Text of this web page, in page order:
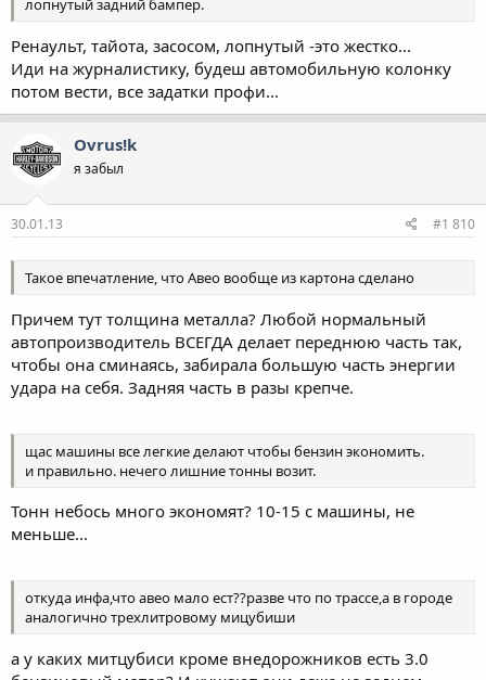
лопнутый задний бампер.
Ренаульт, тайота, засосом, лопнутый -это жестко...
Иди на журналистику, будеш автомобильную колонку
потом вести, все задатки профи...
Ovrus!k
я забыл
30.01.13 #1 810
Такое впечатление, что Авео вообще из картона сделано
Причем тут толщина металла? Любой нормальный
автопроизводитель ВСЕГДА делает переднюю часть так,
чтобы она сминаясь, забирала большую часть энергии
удара на себя. Задняя часть в разы крепче.
щас машины все легкие делают чтобы бензин экономить.
и правильно. нечего лишние тонны возит.
Тонн небось много экономят? 10-15 с машины, не
меньше...
откуда инфа,что авео мало ест??разве что по трассе,а в городе
аналогично трехлитровому мицубиши
а у каких митцубиси кроме внедорожников есть 3.0